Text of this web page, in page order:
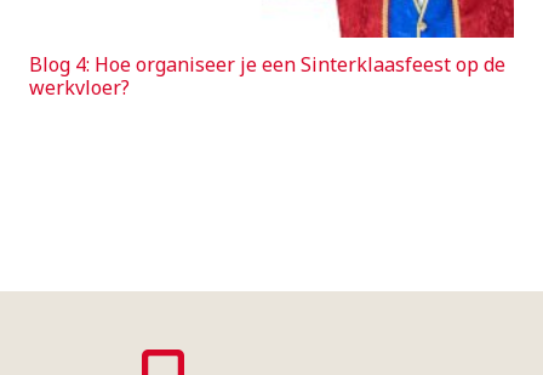
Blog 4: Hoe organiseer je een Sinterklaasfeest op de
werkvloer?